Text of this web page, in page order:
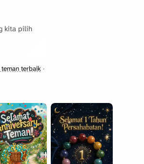
kita pilih
terbaik·